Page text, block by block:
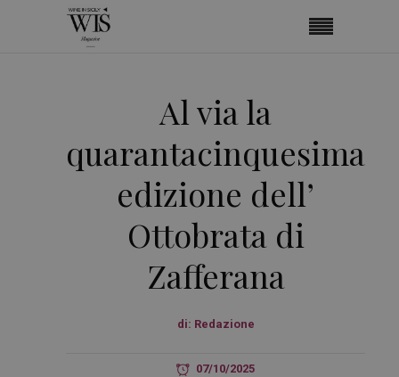
Al via la
quarantacinquesima
edizione dell’
Ottobrata di
Zafferana
di: Redazione
07/10/2025